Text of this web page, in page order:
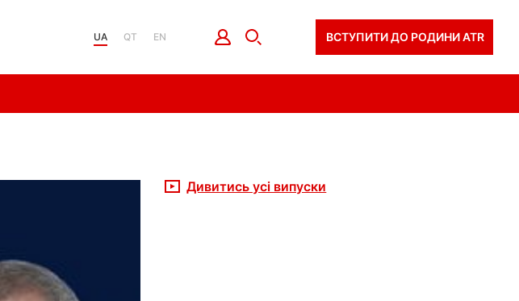
UA QT EN ВСТУПИТИ ДО РОДИНИ ATR
Дивитись усі випуски